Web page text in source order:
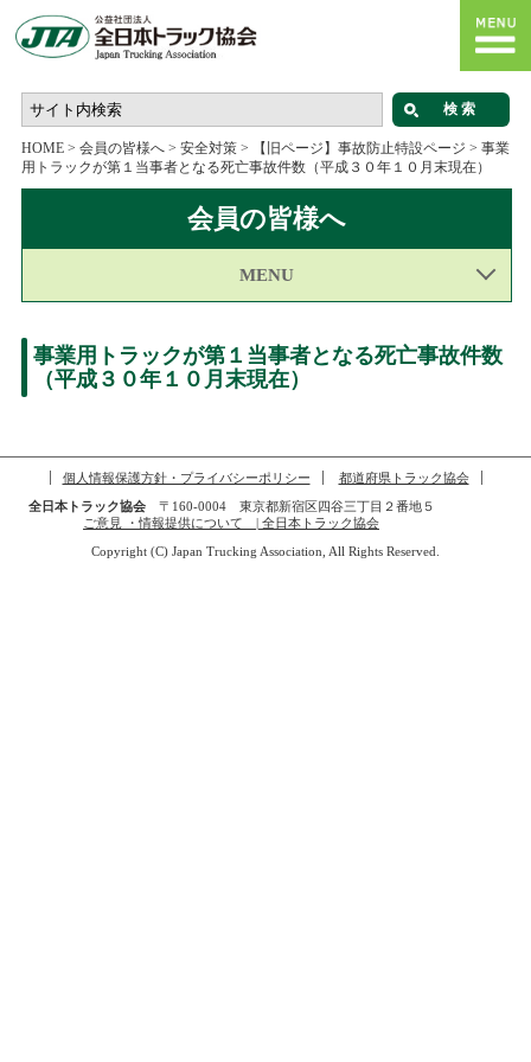
HOME> 会員の皆様へ> 安全対策> 【旧ページ】事故防止特設ページ > 事業
用トラックが第１当事者となる死亡事故件数（平成３０年１０月末現在）
会員の皆様へ
MENU
事業用トラックが第１当事者となる死亡事故件数
（平成３０年１０月末現在）
個人情報保護方針・プライバシーポリシー
都道府県トラック協会
全日本トラック協会〒160-0004 東京都新宿区四谷三丁目２番地５
ご意見 ・情報提供について | 全日本トラック協会
Copyright (C) Japan Trucking Association, All Rights Reserved.